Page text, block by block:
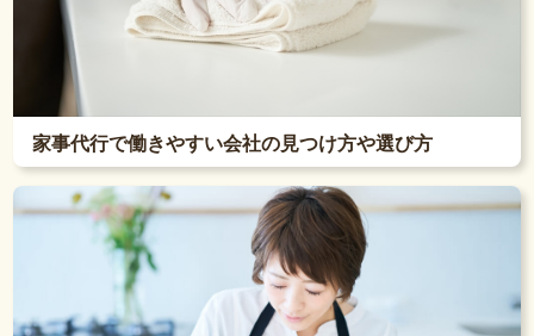
家事代行で働きやすい会社の見つけ方や選び方